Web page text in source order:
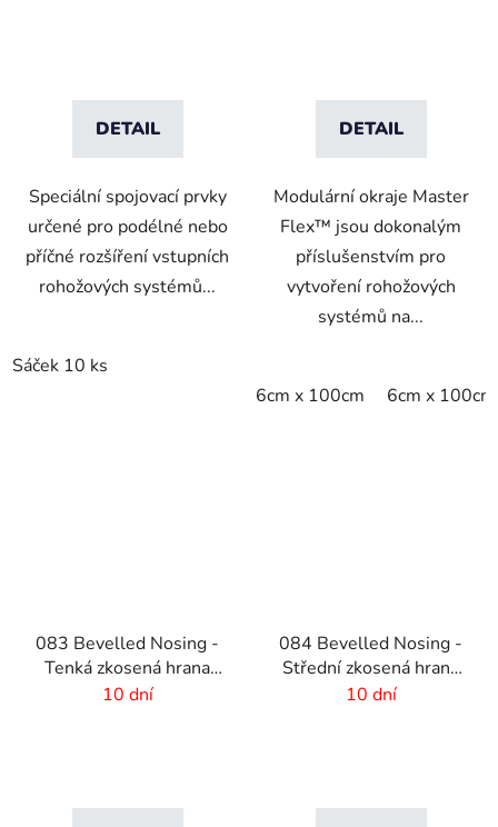
DETAIL
Speciální spojovací prvky
určené pro podélné nebo
příčné rozšíření vstupních
rohožových systémů...
Sáček 10 ks
DETAIL
Modulární okraje Master
Flex™ jsou dokonalým
příslušenstvím pro
vytvoření rohožových
systémů na...
6cm x 100cm 6cm x
083 Bevelled Nosing -
Tenká zkosená hrana
pro rohože - 2 mm
10 dní
084 Bevelled Nosing -
Střední zkosená hrana
pro rohože - 4 mm
10 dní